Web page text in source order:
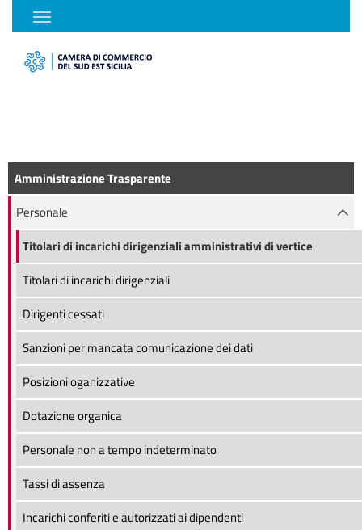
Amministrazione Trasparente
Personale
Titolari di incarichi dirigenziali amministrativi di vertice
Titolari di incarichi dirigenziali
Dirigenti cessati
Sanzioni per mancata comunicazione dei dati
Posizioni oganizzative
Dotazione organica
Personale non a tempo indeterminato
Tassi di assenza
Incarichi conferiti e autorizzati ai dipendenti